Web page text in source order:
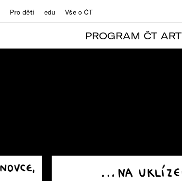
Pro děti edu Vše o ČT
PROGRAM ČT ART